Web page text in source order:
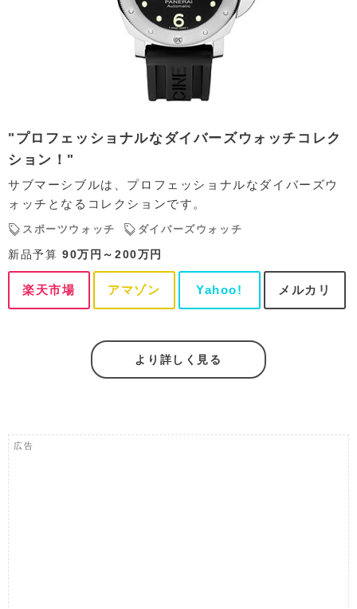
"プロフェッショナルなダイバーズウォッチコレク
ション！"
サブマーシブルは、プロフェッショナルなダイバーズウ
ォッチとなるコレクションです。
スポーツウォッチ ダイバーズウォッチ
新品予算 90万円～200万円
楽天市場 アマゾン Yahoo! メルカリ
より詳しく見る
広告